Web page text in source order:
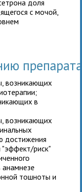
доля
с мочой,
возникающих
в
возникающих
достижения
риск"
тошноты и